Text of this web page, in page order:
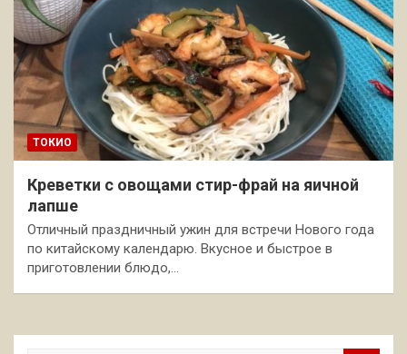
ТОКИО
Креветки с овощами стир-фрай на яичной
лапше
Отличный праздничный ужин для встречи Нового года
по китайскому календарю. Вкусное и быстрое в
приготовлении блюдо,…